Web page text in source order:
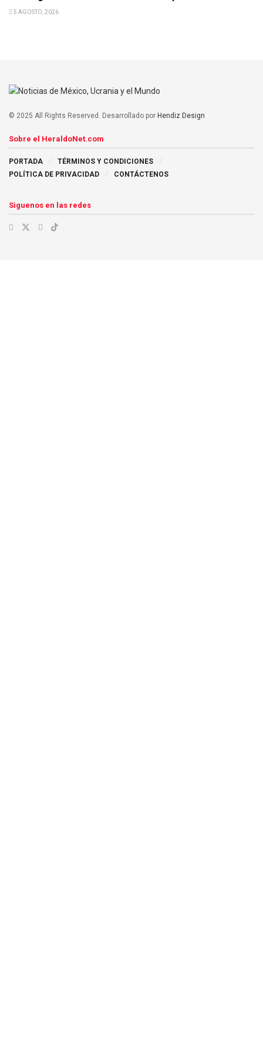
5 AGOSTO, 2026
© 2025 All Rights Reserved. Desarrollado por Hendiz Design
Sobre el HeraldoNet.com
PORTADA
TÉRMINOS Y CONDICIONES
POLÍTICA DE PRIVACIDAD
CONTÁCTENOS
Siguenos en las redes